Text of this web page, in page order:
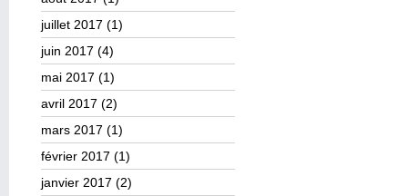
juillet 2017 (1)
juin 2017 (4)
mai 2017 (1)
avril 2017 (2)
mars 2017 (1)
février 2017 (1)
janvier 2017 (2)